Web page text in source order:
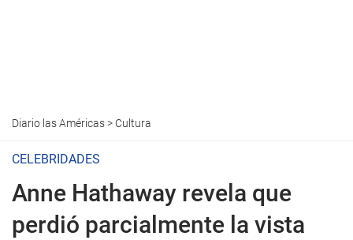
Diario las Américas> Cultura
CELEBRIDADES
Anne Hathaway revela que
perdió parcialmente la vista